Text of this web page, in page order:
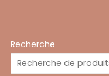
Recherche